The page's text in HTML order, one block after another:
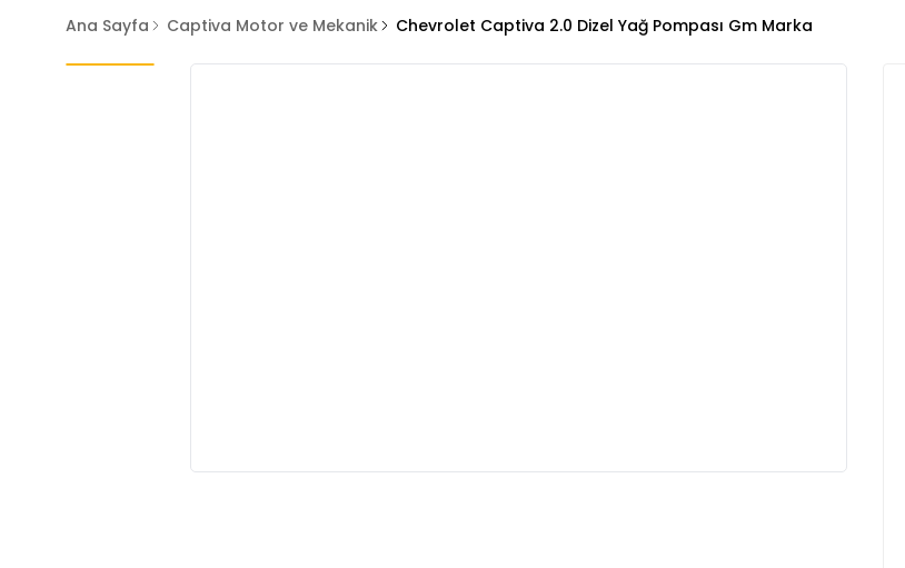
Ana Sayfa Captiva Motor ve Mekanik Chevrolet Captiva 2.0 Dizel Yağ Pompası Gm Marka